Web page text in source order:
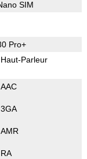
SIM
Pro+
Haut-Parleur
AAC
3GA
AMR
RA